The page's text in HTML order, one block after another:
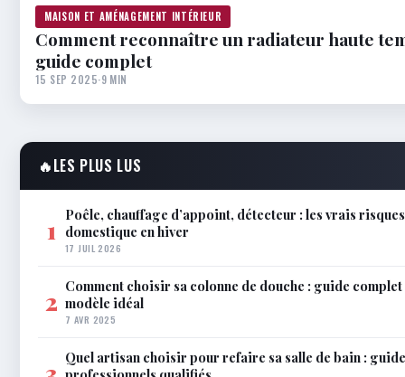
MAISON ET AMÉNAGEMENT INTÉRIEUR
Comment reconnaître un radiateur haute
guide complet
15 SEP 2025·9 MIN
🔥LES PLUS LUS
1 Poêle, chauffage d’appoint, détecteur : les vrais
domestique en hiver
17 JUIL 2026
2 Comment choisir sa colonne de douche : guide
modèle idéal
7 AVR 2025
Quel artisan choisir pour refaire sa salle de bain :